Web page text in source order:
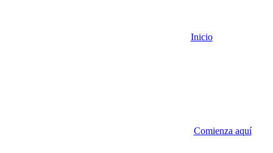
Inicio
Comienza aquí